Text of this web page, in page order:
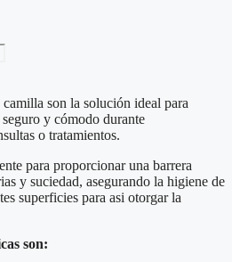
son la solución ideal para
y cómodo durante
o tratamientos.
para proporcionar una barrera
y suciedad, asegurando la higiene de
superficies para asi otorgar la
son: